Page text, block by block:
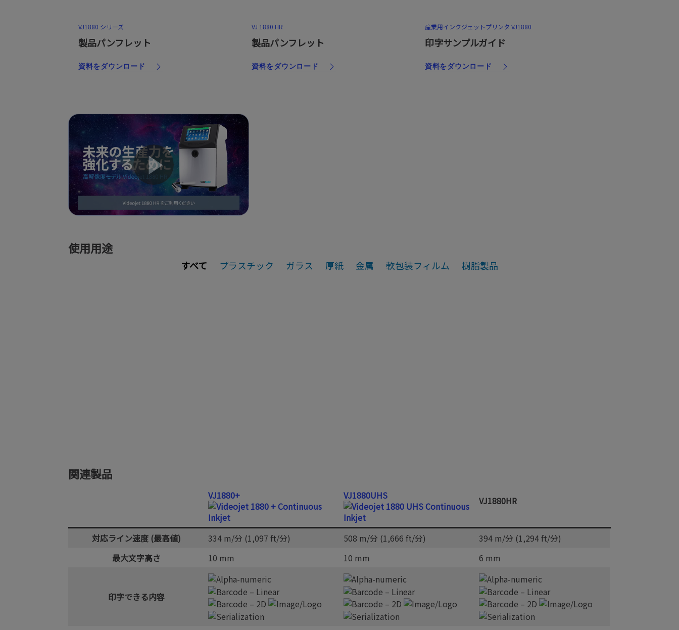
VJ1880 シリーズ
製品パンフレット
資料をダウンロード
VJ 1880 HR
製品パンフレット
資料をダウンロード
産業用インクジェットプリンタ VJ1880
印字サンプルガイド
資料をダウンロード
使用用途
すべて プラスチック ガラス 厚紙 金属 軟包装フィルム 樹脂製品
関連製品
VJ1880+ VJ1880UHS VJ1880HR
対応ライン速度 (最高値) 334 m/分 (1,097 ft/分) 508 m/分 (1,666 ft/分)
394 m/分 (1,294 ft/分)
最大文字高さ
10 mm 10 mm 6 mm
印字できる内容